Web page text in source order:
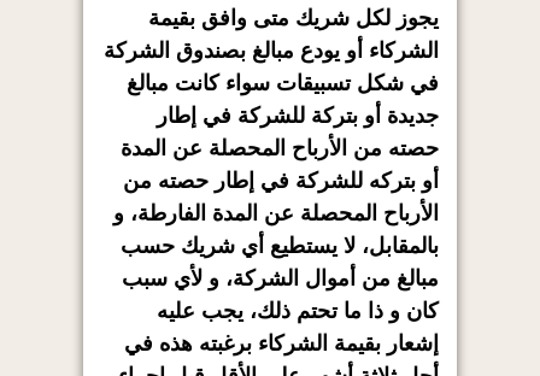
يجوز لكل شريك متى وافق بقيمة
الشركاء أو يودع مبالغ بصندوق الشركة
في شكل تسبيقات سواء كانت مبالغ
جديدة أو بتركة للشركة في إطار
حصته من الأرباح المحصلة عن المدة
أو بتركه للشركة في إطار حصته من
الأرباح المحصلة عن المدة الفارطة، و
بالمقابل، لا يستطيع أي شريك حسب
مبالغ من أموال الشركة، و لأي سبب
كان و ذا ما تحتم ذلك، يجب عليه
إشعار بقيمة الشركاء برغبته هذه في